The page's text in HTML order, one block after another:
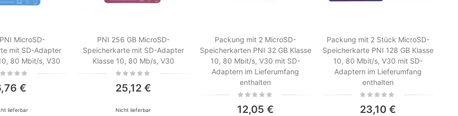
MicroSD-
mit SD-Adapter
80 Mbit/s, V30
€
lieferbar
PNI 256 GB MicroSD-
Speicherkarte mit SD-Adapter
Klasse 10, 80 Mb/s, V30
Rating:
25,12 €
Nicht lieferbar
Packung mit 2 MicroSD-
Speicherkarten PNI 32 GB Klasse
10, 80 Mbit/s, V30 mit SD-
Adaptern im Lieferumfang
enthalten
Rating:
12,05 €
Packung mit 2 Stück MicroSD-
Speicherkarte PNI 128 GB Klasse
10, 80 Mbit/s, V30 mit SD-
Adaptern im Lieferumfang
enthalten
Rating:
23,10 €
231,13 €
€
251,23 €
Auto-DVR-Kamera PNI Voyager S1700 4K UHD, 3-Zoll-Bildschirm, zyklische Aufzeichnung, Parküberwachung, Bewegungserkennung, 12V/24V-Stromversorgung
0%
60,30 €